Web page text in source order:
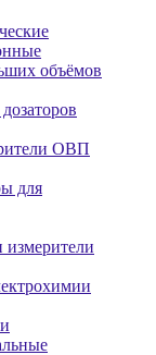
объёмов
ОВП
для